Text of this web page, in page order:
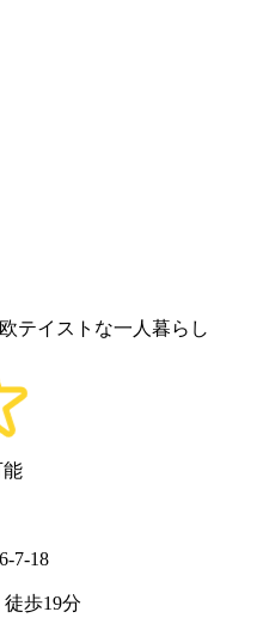
テイストな一人暮らし
能
7-18
歩19分